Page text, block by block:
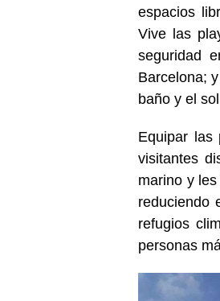
espacios
Vive las
seguridad
Barcelona;
baño y el
Equipar las
visitantes
marino y
reduciendo
refugios
personas